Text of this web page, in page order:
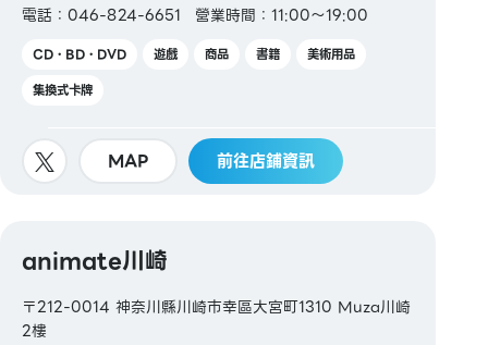
電話：046-824-6651
營業時間：11:00～19:00
CD・BD・DVD 遊戲 商品 書籍
美術用品
集換式卡牌
MAP 前往店鋪資訊
animate川崎
〒212-0014 神奈川縣川崎市幸區大宮町1310 Muza川崎
2樓